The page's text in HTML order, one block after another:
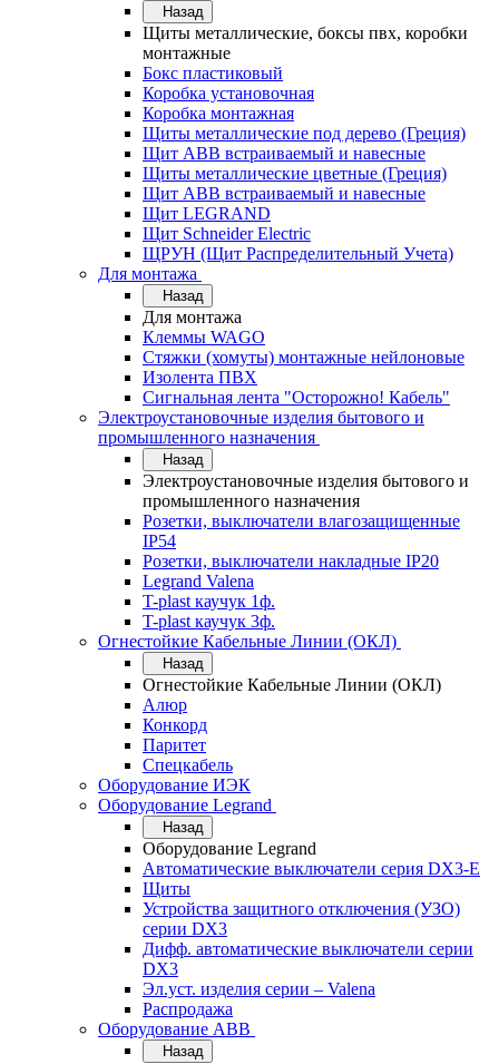
Назад
Щиты металлические, боксы пвх, коробки
монтажные
Бокс пластиковый
Коробка установочная
Коробка монтажная
Щиты металлические под дерево (Греция)
Щит ABB встраиваемый и навесные
Щиты металлические цветные (Греция)
Щит ABB встраиваемый и навесные
Щит LEGRAND
Щит Schneider Electric
ЩРУН (Щит Распределительный Учета)
Для монтажа
Назад
Для монтажа
Клеммы WAGO
Стяжки (хомуты) монтажные нейлоновые
Изолента ПВХ
Сигнальная лента "Осторожно! Кабель"
Электроустановочные изделия бытового и
промышленного назначения
Назад
Электроустановочные изделия бытового и
промышленного назначения
Розетки, выключатели влагозащищенные
IP54
Розетки, выключатели накладные IP20
Legrand Valena
T-plast каучук 1ф.
T-plast каучук 3ф.
Огнестойкие Кабельные Линии (ОКЛ)
Назад
Огнестойкие Кабельные Линии (ОКЛ)
Алюр
Конкорд
Паритет
Спецкабель
Оборудование ИЭК
Оборудование Legrand
Назад
Оборудование Legrand
Автоматические выключатели серия DX3-E
Щиты
Устройства защитного отключения (УЗО)
серии DX3
Дифф. автоматические выключатели серии
DX3
Эл.уст. изделия серии – Valena
Распродажа
Оборудование АВВ
Назад